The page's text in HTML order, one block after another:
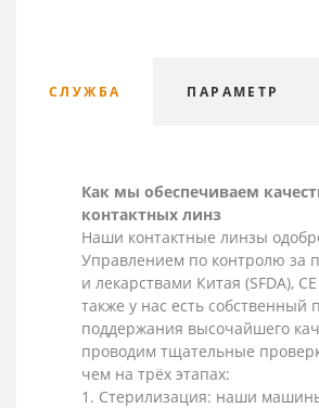
СЛУЖБА ПАРАМЕТР
Как мы обеспечиваем
контактных линз
Наши контактные линзы
Управлением по контролю за
и лекарствами Китая (SFDA),
также у нас есть собственный
поддержания высочайшего
проводим тщательные
чем на трёх этапах:
1. Стерилизация: наши